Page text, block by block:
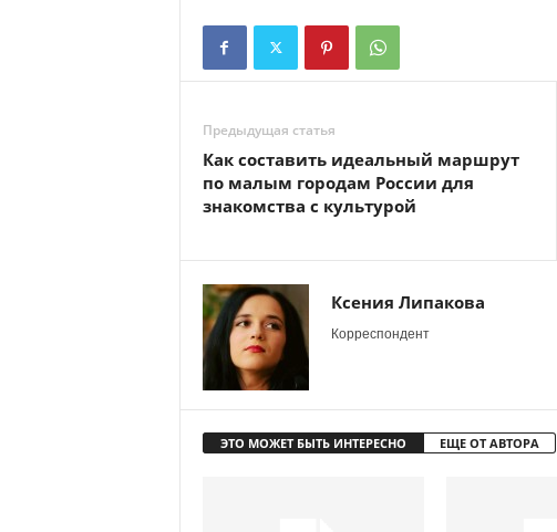
Предыдущая статья
Как составить идеальный маршрут
по малым городам России для
знакомства с культурой
Ксения Липакова
Корреспондент
ЭТО МОЖЕТ БЫТЬ ИНТЕРЕСНО ЕЩЕ ОТ АВТОРА